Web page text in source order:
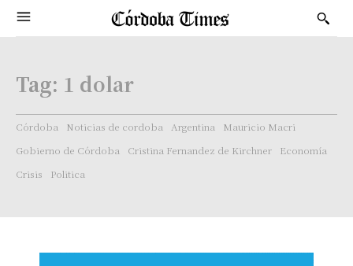
Tag: 1 dolar
Córdoba Noticias de cordoba Argentina
Mauricio Macri
Gobierno de Córdoba
Cristina Fernandez de Kirchner
Economía
Crisis
Politica